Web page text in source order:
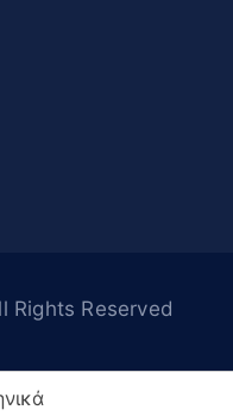
Reserved